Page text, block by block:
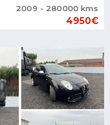
2009 - 280000 kms
4950€